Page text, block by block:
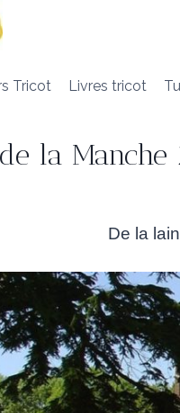
Tricot Livres tricot
la Manche
De la